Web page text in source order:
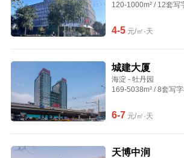
120-1000m² / 12套写
4-5元/㎡·天
城建大厦
海淀 - 牡丹园
169-5038m² / 8套写
6-7 元/㎡·天
天博中润